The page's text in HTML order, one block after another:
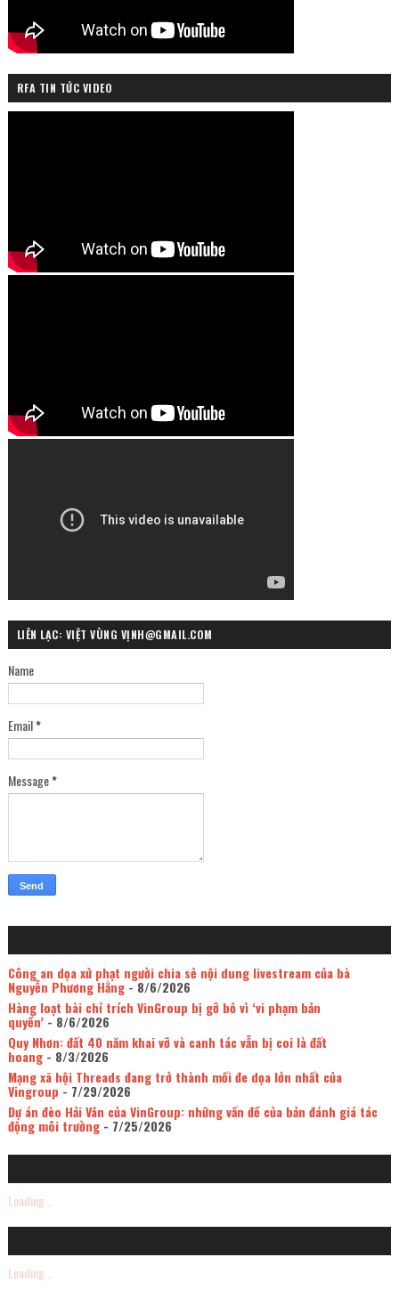
RFA TIN TỨC VIDEO
LIÊN LẠC: VIỆT VÙNG VỊNH@GMAIL.COM
Name
Email*
Message*
Công an dọa xử phạt người chia sẻ nội dung livestream của bà
Nguyễn Phương Hằng- 8/6/2026
Hàng loạt bài chỉ trích VinGroup bị gỡ bỏ vì ‘vi phạm bản
quyền’- 8/6/2026
Quy Nhơn: đất 40 năm khai vỡ và canh tác vẫn bị coi là đất
hoang- 8/3/2026
Mạng xã hội Threads đang trở thành mối đe dọa lớn nhất của
Vingroup - 7/29/2026
Dự án đèo Hải Vân của VinGroup: những vấn đề của bản đánh giá tác
động môi trường- 7/25/2026
Loading...
Loading...